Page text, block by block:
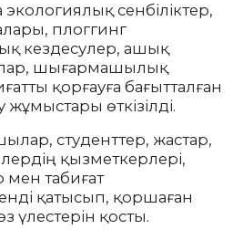
сенбіліктер,
плоггинг
кездесулер, ашық
шығармашылық
қорғауға бағытталған
жұмыстары өткізілді.
студенттер, жастар,
қызметкерлері,
мен табиғат
қатысып, қоршаған
үлестерін қосты.